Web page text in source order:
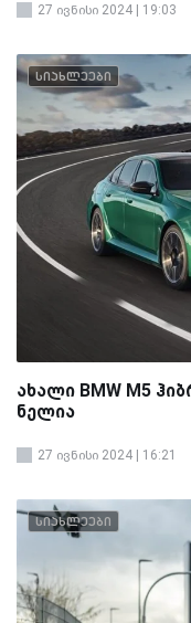
27 ივნისი 2024 | 19:03
სიახლეები
ახალი BMW M5
ნელია
27 ივნისი 2024 | 16:21
სიახლეები